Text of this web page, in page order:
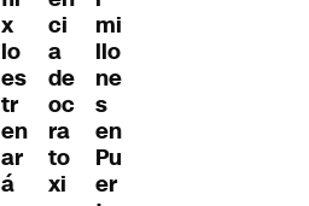
x
lo
es
tr
en
ar
á
ci
a
de
oc
ra
to
xi
mi
llo
ne
s
en
Pu
er